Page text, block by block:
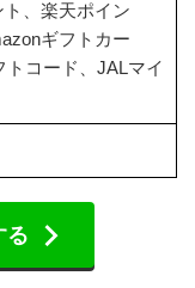
、楽天ポイン
ギフトカー
トコード、JALマイ
る